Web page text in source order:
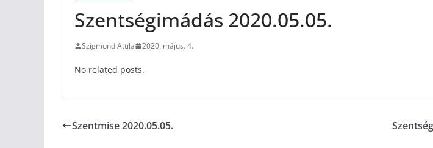
Szentségimádás 2020.05.05.
Szigmond Attila 2020. május. 4.
No related posts.
Szentmise 2020.05.05.